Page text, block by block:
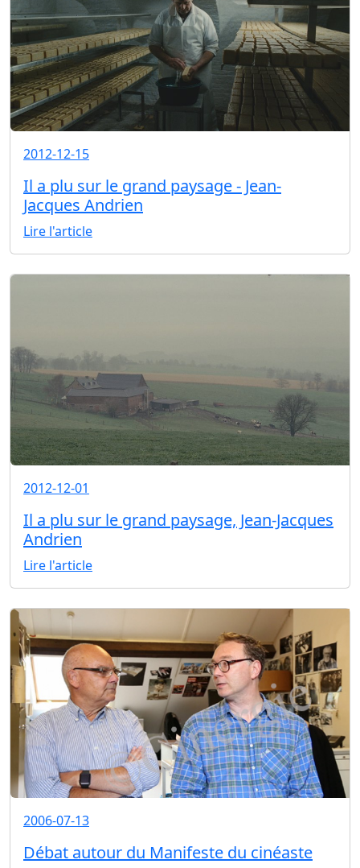
2012-12-15
Il a plu sur le grand paysage - Jean-
Jacques Andrien
Lire l'article
2012-12-01
Il a plu sur le grand paysage, Jean-Jacques
Andrien
Lire l'article
2006-07-13
Débat autour du Manifeste du cinéaste